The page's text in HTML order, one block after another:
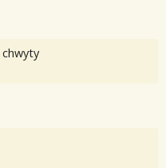
chwyty